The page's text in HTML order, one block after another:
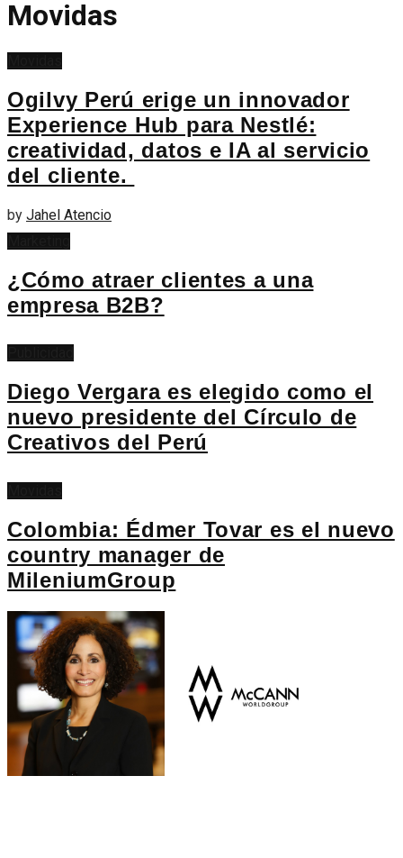
Movidas
Ogilvy Perú erige un innovador
Experience Hub para Nestlé:
creatividad, datos e IA al servicio
del cliente.
by Jahel Atencio
¿Cómo atraer clientes a una
empresa B2B?
Diego Vergara es elegido como el
nuevo presidente del Círculo de
Creativos del Perú
Colombia: Édmer Tovar es el nuevo
country manager de
MileniumGroup